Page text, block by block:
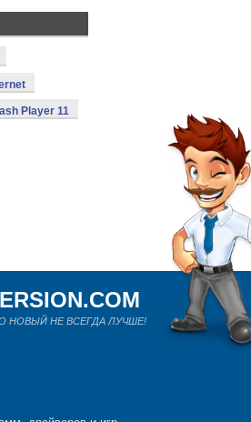
Player 11
НОВЫЙ НЕ ВСЕГДА ЛУЧШЕ!